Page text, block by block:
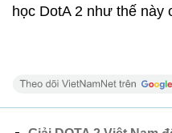
học DotA 2 như thế này